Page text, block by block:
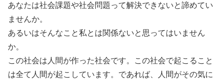
あなたは社会課題や社会問題って解決できないと諦めてい
ませんか。
あるいはそんなこと私とは関係ないと思ってはいません
か。
この社会は人間が作った社会です。この社会で起こること
は全て人間が起こしています。であれば、人間がその気に